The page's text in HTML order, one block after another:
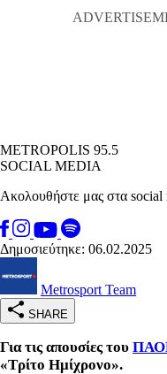
METROPOLIS 95.5
SOCIAL MEDIA
Ακολουθήστε μας στα social
Δημοσιεύτηκε: 06.02.2025
Metrosport Team
SHARE
Για τις απουσίες του
«Τρίτο Ημίχρονο».